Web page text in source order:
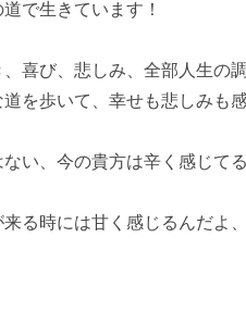
で生きています！
喜び、悲しみ、全部人生の
を歩いて、幸せも悲しみも
い、今の貴方は辛く感じて
る時には甘く感じるんだよ